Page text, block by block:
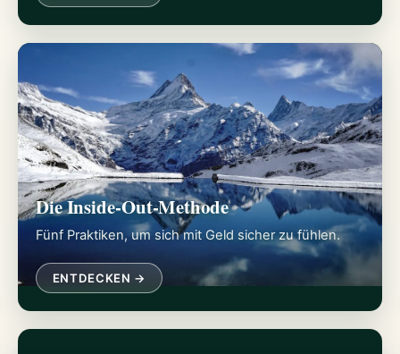
Die Inside-Out-Methode
Fünf Praktiken, um sich mit Geld sicher zu fühlen.
ENTDECKEN →